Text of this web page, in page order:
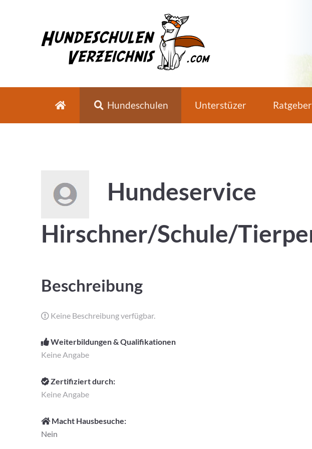
Hundeschulen Unterstüzer Ratgeber
Hundeservice
Hirschner/Schule/
Beschreibung
Keine Beschreibung verfügbar.
Weiterbildungen & Qualifikationen
Keine Angabe
Zertifiziert durch:
Keine Angabe
Macht Hausbesuche:
Nein